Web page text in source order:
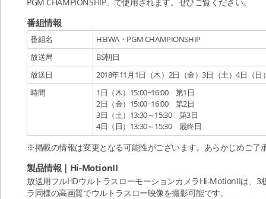
番組情報
番組名
HEIWA・PGM CHAMPIONSHIP
放送局
BS朝日
放送日
2018年11月1日（木）2日（金）3日（土）4日（日
時間
1日（木）15:00~16:00 第1日
2日（金）15:00~16:00 第2日
3日（土）13:30～15:30 第3日
4日（日）13:30～15:30 最終日
※掲載の情報は変更となる可能性がございます。あらかじめご了
製品情報｜Hi-MotionII
放送用フルHDウルトラスローモーションカメラHi-MotionIIは、
ラ同様の高画質でウルトラスロー映像を撮影可能です。